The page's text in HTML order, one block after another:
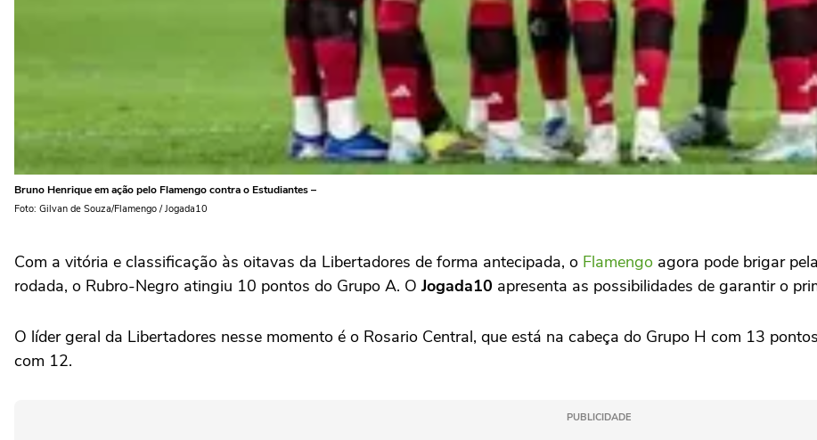
Bruno Henrique em ação pelo Flamengo contra o Estudiantes –
Foto: Gilvan de Souza/Flamengo / Jogada10
Com a vitória e classificação às oitavas da Libertadores de forma antecipada, o Flamengo agora pode brigar
rodada, o Rubro-Negro atingiu 10 pontos do Grupo A. O Jogada10 apresenta as possibilidades de garantir o
O líder geral da Libertadores nesse momento é o Rosario Central, que está na cabeça do Grupo H com 13
com 12.
PUBLICIDADE